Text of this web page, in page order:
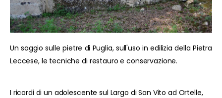
Un saggio sulle pietre di Puglia, sull'uso in edilizia della Pietra
Leccese, le tecniche di restauro e conservazione.
I ricordi di un adolescente sul Largo di San Vito ad Ortelle,